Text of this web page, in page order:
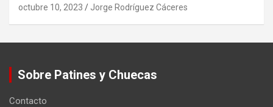
octubre 10, 2023 Jorge Rodríguez Cáceres
Sobre Patines y Chuecas
Contacto